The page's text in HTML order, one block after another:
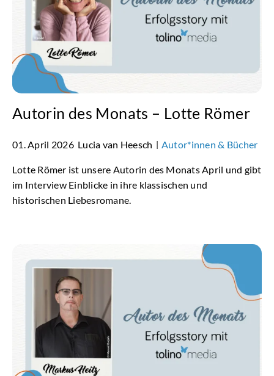
Autorin des Monats – Lotte Römer
01. April 2026 Lucia van Heesch | Autor*innen & Bücher
Lotte Römer ist unsere Autorin des Monats April und gibt
im Interview Einblicke in ihre klassischen und
historischen Liebesromane.